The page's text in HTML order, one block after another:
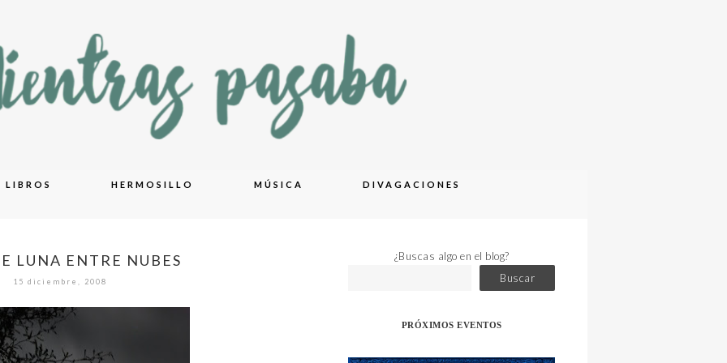
LIBROS HERMOSILLO MÚSICA DIVAGACIONES
LUNA ENTRE NUBES
15 diciembre, 2008
¿Buscas algo en el blog?
Buscar
PRÓXIMOS EVENTOS